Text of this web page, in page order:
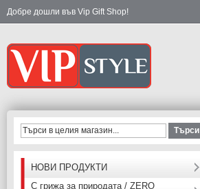
Добре дошли във Vip Gift Shop!
Търси
НОВИ ПРОДУКТИ
С грижа за природата / ZERO